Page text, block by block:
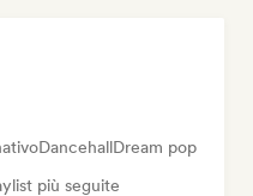
DancehallDream pop
più seguite